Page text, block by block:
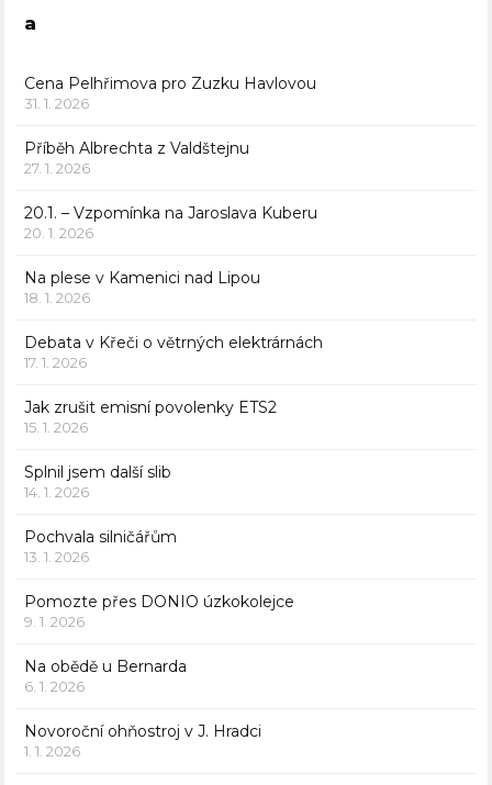
a
Cena Pelhřimova pro Zuzku Havlovou
31. 1. 2026
Příběh Albrechta z Valdštejnu
27. 1. 2026
20.1. – Vzpomínka na Jaroslava Kuberu
20. 1. 2026
Na plese v Kamenici nad Lipou
18. 1. 2026
Debata v Křeči o větrných elektrárnách
17. 1. 2026
Jak zrušit emisní povolenky ETS2
15. 1. 2026
Splnil jsem další slib
14. 1. 2026
Pochvala silničářům
13. 1. 2026
Pomozte přes DONIO úzkokolejce
9. 1. 2026
Na obědě u Bernarda
6. 1. 2026
Novoroční ohňostroj v J. Hradci
1. 1. 2026